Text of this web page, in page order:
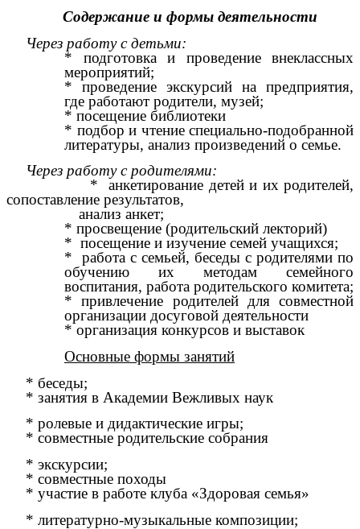
Содержание и формы деятельности
Через работу с детьми:
* подготовка и проведение внеклассных
мероприятий;
* проведение экскурсий на предприятия,
где работают родители, музей;
* посещение библиотеки
* подбор и чтение специально-подобранной
литературы, анализ произведений о семье.
Через работу с родителями:
* анкетирование детей и их родителей,
сопоставление результатов,
анализ анкет;
* просвещение (родительский лекторий)
* посещение и изучение семей учащихся;
* работа с семьей, беседы с родителями по
обучению их методам семейного
воспитания, работа родительского комитета;
* привлечение родителей для совместной
организации досуговой деятельности
* организация конкурсов и выставок
Основные формы занятий
* беседы;
* занятия в Академии Вежливых наук
* ролевые и дидактические игры;
* совместные родительские собрания
* экскурсии;
* совместные походы
* участие в работе клуба «Здоровая семья»
* литературно-музыкальные композиции;